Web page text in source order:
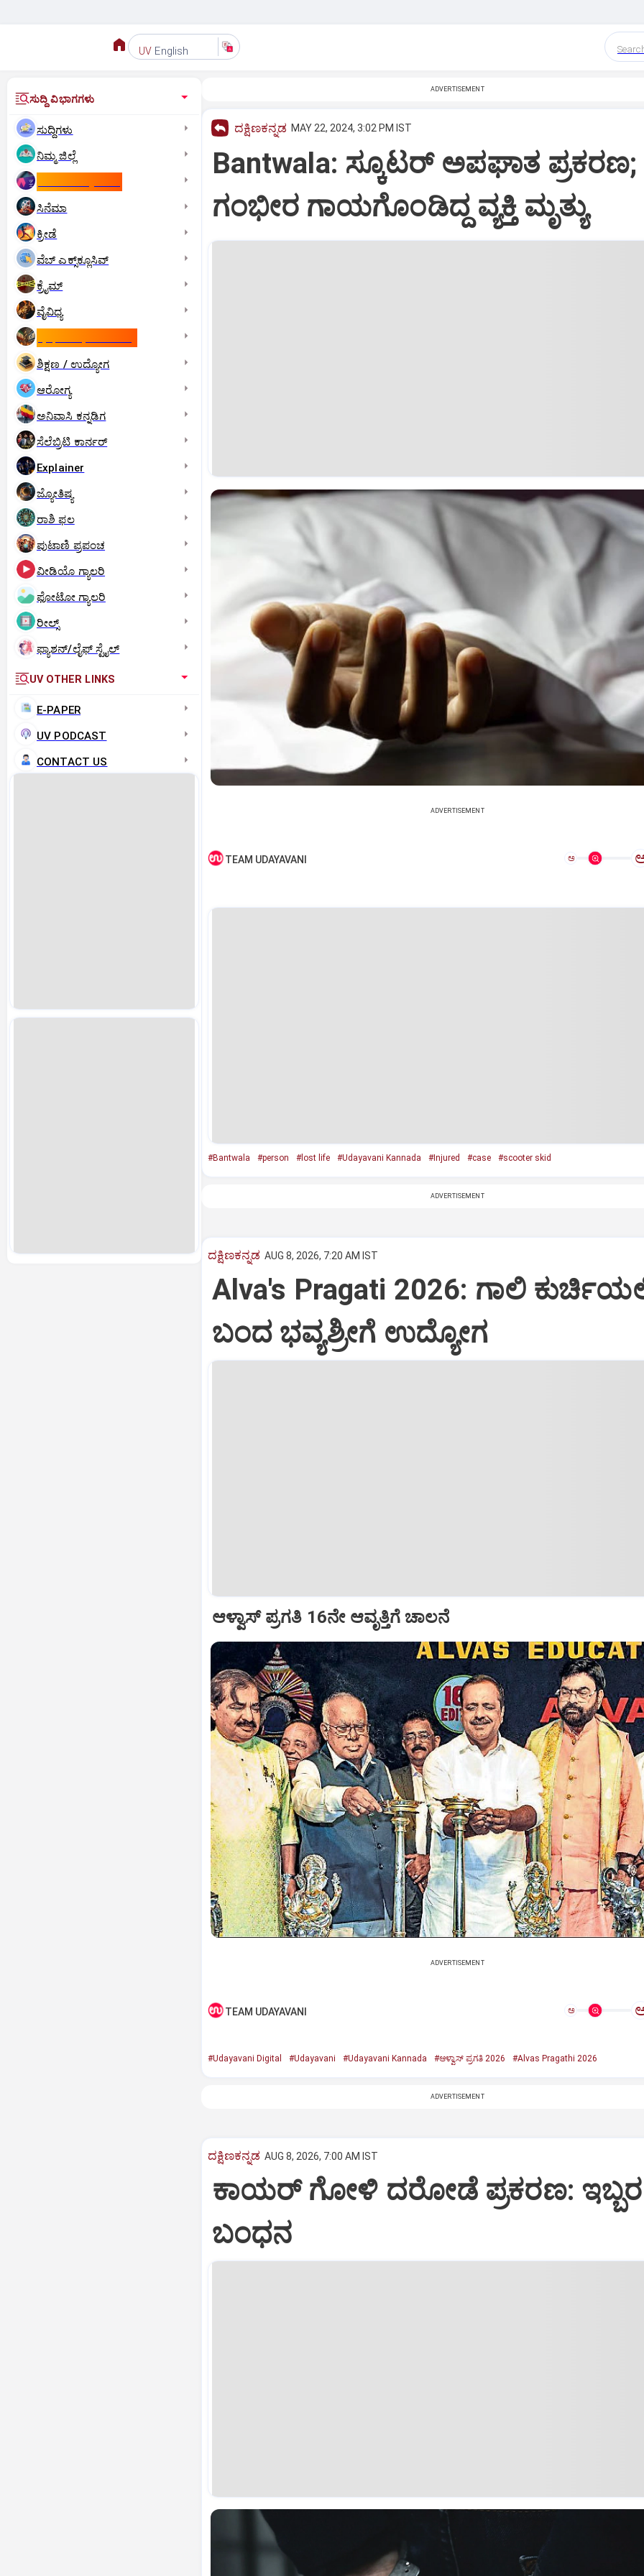
UV English
ಸುದ್ದಿ ವಿಭಾಗಗಳು
ಸುದ್ದಿಗಳು
ನಿಮ್ಮ ಜಿಲ್ಲೆ
ಸಿನೆಮಾ
ಕ್ರೀಡೆ
ವೆಬ್ ಎಕ್ಸ್‌ಕ್ಲೂಸಿವ್
ಕ್ರೈಮ್
ವೈವಿಧ್ಯ
ಶಿಕ್ಷಣ / ಉದ್ಯೋಗ
ಆರೋಗ್ಯ
ಅನಿವಾಸಿ ಕನ್ನಡಿಗ
ಸೆಲೆಬ್ರಿಟಿ ಕಾರ್ನರ್‌
Explainer
ಜ್ಯೋತಿಷ್ಯ
ರಾಶಿ ಫಲ
ಪುಟಾಣಿ ಪ್ರಪಂಚ
ವೀಡಿಯೊ ಗ್ಯಾಲರಿ
ಫೋಟೋ ಗ್ಯಾಲರಿ
ರೀಲ್ಸ್
ಫ್ಯಾಶನ್/ಲೈಫ್‌ ಸ್ಟೈಲ್
UV OTHER LINKS
E-PAPER
UV PODCAST
CONTACT US
ADVERTISEMENT
ದಕ್ಷಿಣಕನ್ನಡ MAY 22, 2024, 3:02 PM IST
Bantwala: ಸ್ಕೂಟರ್ ಅಪಘಾತ ಪ್ರಕರಣ;
ಗಂಭೀರ ಗಾಯಗೊಂಡಿದ್ದ ವ್ಯಕ್ತಿ ಮೃತ್ಯು
ADVERTISEMENT
TEAM UDAYAVANI ಅ
#Bantwala #person #lost life #Udayavani Kannada #Injured #case #scooter skid
ADVERTISEMENT
ದಕ್ಷಿಣಕನ್ನಡ AUG 8, 2026, 7:20 AM IST
Alva's Pragati 2026: ಗಾಲಿ
ಬಂದ ಭವ್ಯಶ್ರೀಗೆ ಉದ್ಯೋಗ
ಆಳ್ವಾಸ್‌ ಪ್ರಗತಿ 16ನೇ ಆವೃತ್ತಿಗೆ ಚಾಲನೆ
ADVERTISEMENT
TEAM UDAYAVANI ಅ
#Udayavani Digital #Udayavani #Udayavani Kannada #ಆಳ್ವಾಸ್‌ ಪ್ರಗತಿ 2026 #Alvas Pragathi 2026
ADVERTISEMENT
ದಕ್ಷಿಣಕನ್ನಡ AUG 8, 2026, 7:00 AM IST
ಕಾಯರ್ ಗೋಳಿ ದರೋಡೆ ಪ್ರಕರಣ: ಇಬ್ಬರ
ಬಂಧನ